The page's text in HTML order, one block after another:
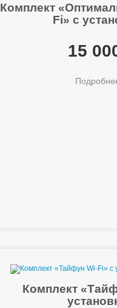
Комплект
Fi» с
15
Комплект